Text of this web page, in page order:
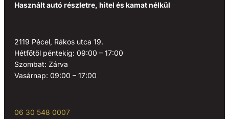
Használt autó részletre, hitel és kamat nélkül
2119 Pécel, Rákos utca 19.
Hétfőtől péntekig: 09:00 – 17:00
Szombat: Zárva
Vasárnap: 09:00 – 17:00
06 30 548 0007